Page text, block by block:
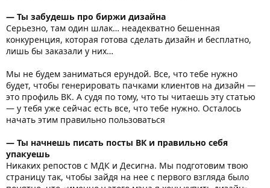
— Ты забудешь про биржи дизайна
Серьезно, там один шлак… неадекватно бешенная
конкуренция, которая готова сделать дизайн и бесплатно,
лишь бы заказали у них…
Мы не будем заниматься ерундой. Все, что тебе нужно
будет, чтобы генерировать пачками клиентов на дизайн —
это профиль ВК. А судя по тому, что ты читаешь эту статью
— у тебя уже сейчас есть все, что тебе нужно. Осталось
начать этим правильно пользоваться
— Ты начнешь писать посты ВК и правильно себя
упакуешь
Никаких репостов с МДК и Десигна. Мы подготовим твою
страницу так, чтобы зайдя на нее с первого взгляда было